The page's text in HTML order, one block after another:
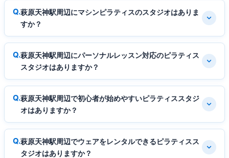
萩原天神駅周辺にマシンピラティスのスタジオはありま
すか？
萩原天神駅周辺にパーソナルレッスン対応のピラティス
スタジオはありますか？
萩原天神駅周辺で初心者が始めやすいピラティススタジ
オはありますか？
萩原天神駅周辺でウェアをレンタルできるピラティスス
タジオはありますか？